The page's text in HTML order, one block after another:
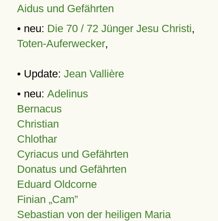
Aidus und Gefährten
• neu: Die 70 / 72 Jünger Jesu Christi,
Toten-Auferwecker,
• Update: Jean Vallière
• neu: Adelinus
Bernacus
Christian
Chlothar
Cyriacus und Gefährten
Donatus und Gefährten
Eduard Oldcorne
Finian Cam
Sebastian von der heiligen Maria